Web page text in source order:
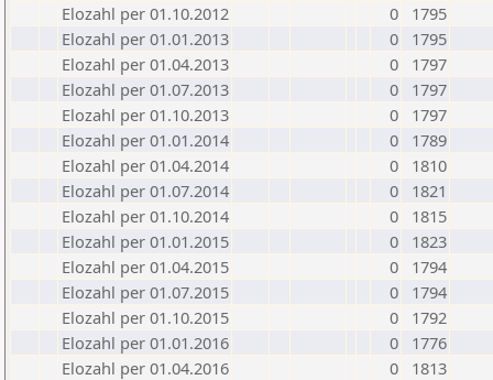
Elozahl per 01.10.2012
0
1795
Elozahl per 01.01.2013
0
1795
Elozahl per 01.04.2013
0
1797
Elozahl per 01.07.2013
0
1797
Elozahl per 01.10.2013
0
1797
Elozahl per 01.01.2014
0
1789
Elozahl per 01.04.2014
0
1810
Elozahl per 01.07.2014
0
1821
Elozahl per 01.10.2014
0
1815
Elozahl per 01.01.2015
0
1823
Elozahl per 01.04.2015
0
1794
Elozahl per 01.07.2015
0
1794
Elozahl per 01.10.2015
0
1792
Elozahl per 01.01.2016
0
1776
Elozahl per 01.04.2016
0
1813